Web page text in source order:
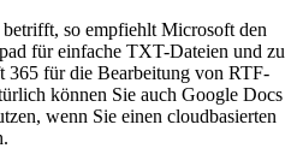
so empfiehlt Microsoft den
für einfache TXT-Dateien und zu
365 für die Bearbeitung von RTF-
können Sie auch Google Docs
wenn Sie einen cloudbasierten